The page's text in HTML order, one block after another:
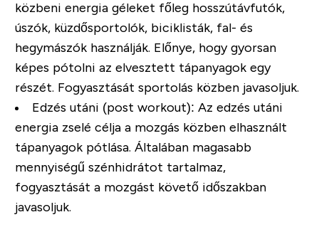
közbeni energia géleket főleg hosszútávfutók,
úszók, küzdősportolók, biciklisták, fal- és
hegymászók használják. Előnye, hogy gyorsan
képes pótolni az elvesztett tápanyagok egy
részét. Fogyasztását sportolás közben javasoljuk.
Edzés utáni (post workout): Az edzés utáni
energia zselé célja a mozgás közben elhasznált
tápanyagok pótlása. Általában magasabb
mennyiségű szénhidrátot tartalmaz,
fogyasztását a mozgást követő időszakban
javasoljuk.